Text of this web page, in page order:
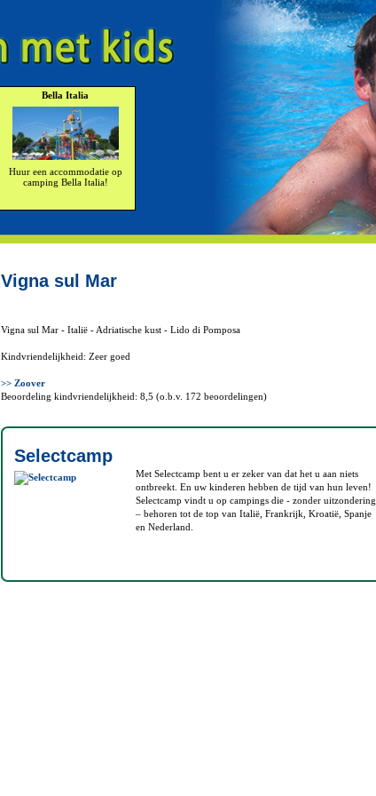
Bella Italia
Huur een accommodatie op
camping Bella Italia!
Vigna sul Mar
Vigna sul Mar - Italië - Adriatische kust - Lido di Pomposa
Kindvriendelijkheid: Zeer goed
>> Zoover
Beoordeling kindvriendelijkheid: 8,5 (o.b.v. 172 beoordelingen)
Selectcamp
Met Selectcamp bent u er zeker van dat het u aan niets
ontbreekt. En uw kinderen hebben de tijd van hun leven!
Selectcamp vindt u op campings die - zonder uitzondering
– behoren tot de top van Italië, Frankrijk, Kroatië, Spanje
en Nederland.